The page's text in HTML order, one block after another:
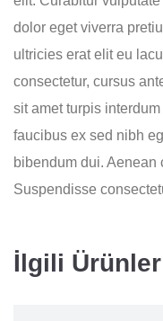
dolor eget viverra
ultricies erat elit eu
consectetur, cursus
sit amet turpis
faucibus ex sed nibh
bibendum dui. Aenean
Suspendisse
İlgili Ürünler